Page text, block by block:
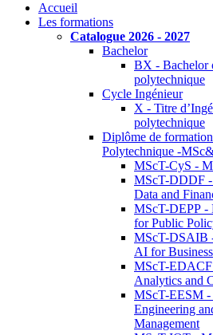
Accueil
Les formations
Catalogue 2026 - 2027
Bachelor
BX - Bachelor
polytechnique
Cycle Ingénieur
X - Titre
polytechnique
Diplôme de
Polytechnique -
MScT-CyS -
MScT-DDDF
Data and
MScT-DEPP -
for Public
MScT-DSAIB
AI for Business
MScT-EDACF
Analytics and
MScT-EESM -
Engineering
Management